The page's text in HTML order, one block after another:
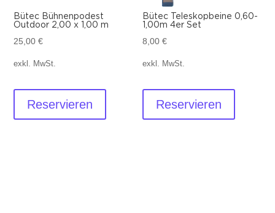
Bütec Bühnenpodest
Outdoor 2,00 x 1,00 m
25,00€
exkl. MwSt.
Reservieren
Bütec Teleskopbeine 0,60-
1,00m 4er Set
8,00€
exkl. MwSt.
Reservieren